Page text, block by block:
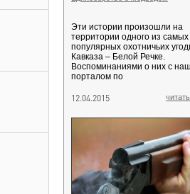
Эти истории произошли на
территории одного из самых
популярных охотничьих
Кавказа – Белой Речке.
Воспоминаниями о них с
порталом по
12.04.2015